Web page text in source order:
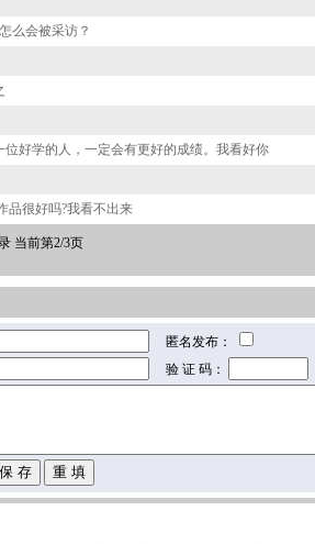
么会被采访？
位好学的人，一定会有更好的成绩。我看好你
品很好吗?我看不出来
当前第2/3页
匿名发布：
验 证 码：